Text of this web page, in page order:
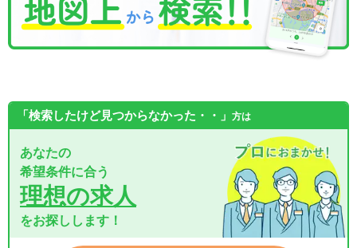
「検索したけど見つからなかった・・」 方は
あなたの
希望条件に合う
理想の求人
をお探しします！